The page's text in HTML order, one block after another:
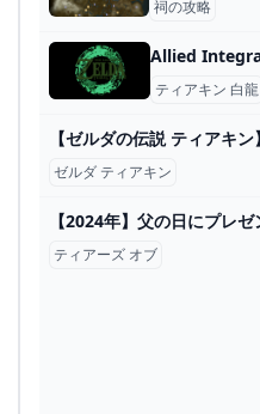
祠の攻略
ティアキン 白龍
ゼルダ ティアキン
ティアーズ オブ